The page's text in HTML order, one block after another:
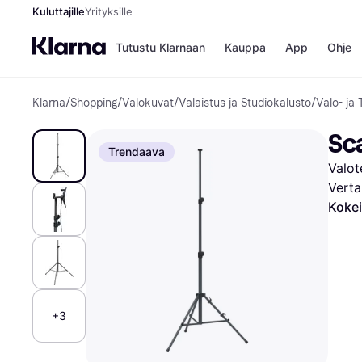
KuluttajilleYrityksille
Tutustu Klarnaan Kauppa
Kaupat
Gigantti
H&M
Peten
Wolt
App Ohje
Klarna/Shopping/Valokuvat/Valaistus ja Studiokalusto/Valo- ja
Trendaava
+3